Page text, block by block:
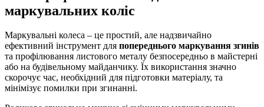
маркувальних коліс
Маркувальні колеса – це простий, але надзвичайно
ефективний інструмент для попереднього маркування згинів
та профілювання листового металу безпосередньо в майстерні
або на будівельному майданчику. Їх використання значно
скорочує час, необхідний для підготовки матеріалу, та
мінімізує помилки при згинанні.